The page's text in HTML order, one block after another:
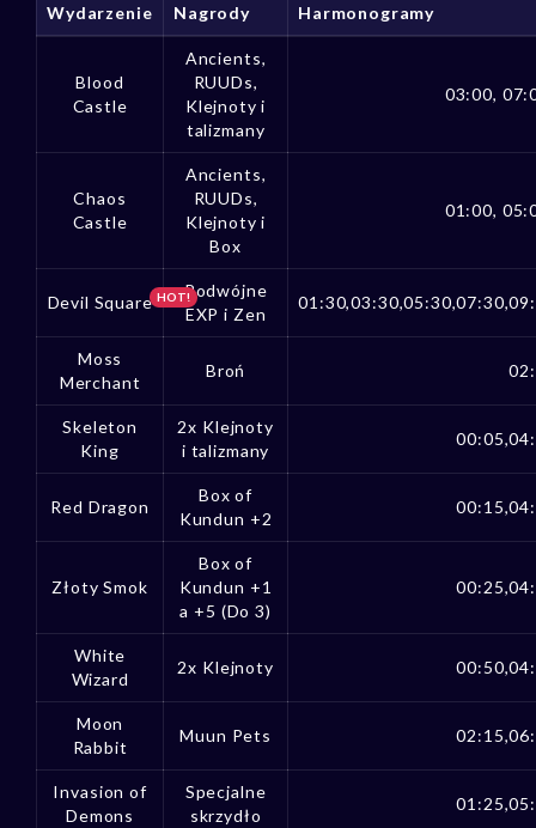
Wydarzenie Nagrody Harmonogramy
Blood
Castle
Ancients,
RUUDs,
Klejnoty i
talizmany
03:00,
Chaos
Castle
Ancients,
RUUDs,
Klejnoty i
Box
01:00,
Devil Square HOT!Podwójne
EXP i Zen
Moss
Merchant
Broń
Skeleton
King
2x Klejnoty
i talizmany
Red Dragon
Box of
Kundun +2
Złoty Smok
Box of
Kundun +1
a +5 (Do 3)
White
Wizard
2x Klejnoty
Moon
Rabbit
Muun Pets
Invasion of
Demons
Specjalne
skrzydło